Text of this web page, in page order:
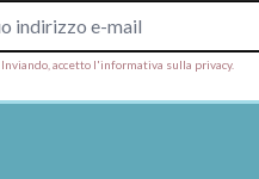
Inviando, accetto l'informativa sulla privacy.